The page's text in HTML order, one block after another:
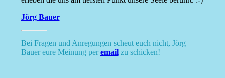
Jörg Bauer
Bei Fragen und Anregungen scheut euch nicht, Jörg
Bauer eure Meinung peremailzu schicken!